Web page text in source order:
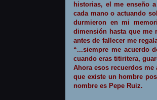
historias, el me enseño
cada mano o actuando
durmieron en mi
dimensión hasta que me
antes de fallecer me
“...siempre me acuerdo
cuando eras titiritera,
Ahora esos recuerdos
que existe un hombre
nombre es Pepe Ruiz.